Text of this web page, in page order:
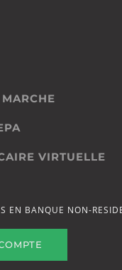
VIRTUELLE
EN BANQUE NON-